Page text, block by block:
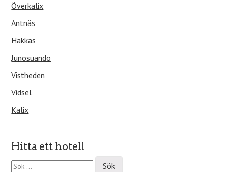
Överkalix
Antnäs
Hakkas
Junosuando
Vistheden
Vidsel
Kalix
Hitta ett hotell
S